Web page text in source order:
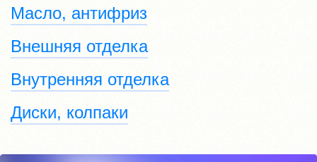
Масло, антифриз
Внешняя отделка
Внутренняя отделка
Диски, колпаки